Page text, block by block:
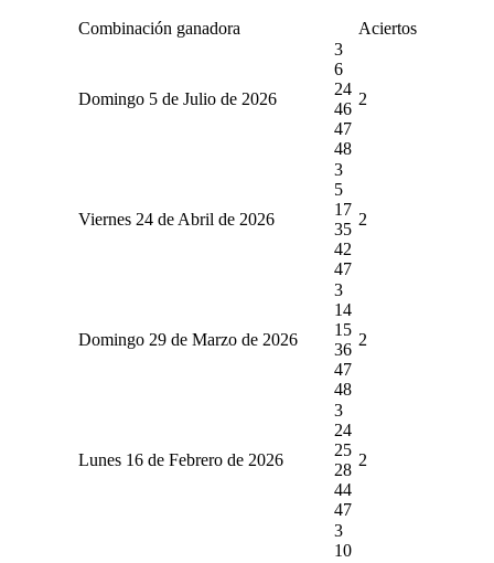
Combinación ganadora Aciertos
Domingo 5 de Julio de 2026
3
6
24
46
47
48
2
Viernes 24 de Abril de 2026
3
5
17
35
42
47
2
Domingo 29 de Marzo de 2026
3
14
15
36
47
48
2
Lunes 16 de Febrero de 2026
3
24
25
28
44
47
2
3
10